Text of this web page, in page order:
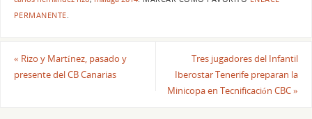
PERMANENTE.
« Rizo y Martínez, pasado y
presente del CB Canarias
Tres jugadores del Infantil
Iberostar Tenerife preparan la
Minicopa en Tecnificación CBC»